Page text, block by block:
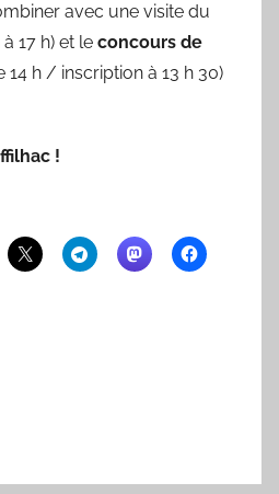
avec une visite du
17 h) et le concours de
14 h / inscription à 13 h 30)
!